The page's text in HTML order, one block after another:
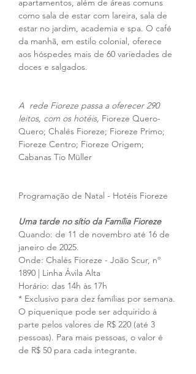
apartamentos, além de áreas comuns
como sala de estar com lareira, sala de
estar no jardim, academia e spa. O café
da manhã, em estilo colonial, oferece
aos hóspedes mais de 60 variedades de
doces e salgados.
A  rede Fioreze passa a oferecer 290
leitos, com os hotéis, Fioreze Quero-
Quero; Chalés Fioreze; Fioreze Primo;
Fioreze Centro; Fioreze Origem;
Cabanas Tio Müller
Programação de Natal - Hotéis Fioreze
Uma tarde no sítio da Família Fioreze
Quando: de 11 de novembro até 16 de
janeiro de 2025.
Onde: Chalés Fioreze - João Scur, nº
1890 | Linha Ávila Alta
Horário: das 14h às 17h
* Exclusivo para dez famílias por semana.
O piquenique pode ser adquirido à
parte pelos valores de R$ 220 (até 3
pessoas). Para mais pessoas, o valor é
de R$ 50 para cada integrante.